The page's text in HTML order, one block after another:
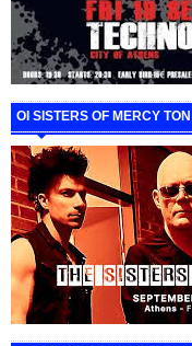
ΟΙ SISTERS OF MERCY